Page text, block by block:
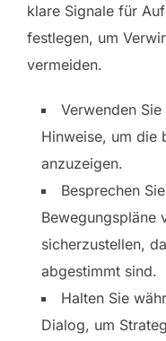
klare Signale für
festlegen, um
vermeiden.
Verwenden
Hinweise, um die
anzuzeigen.
Besprechen
Bewegungspläne
sicherzustellen,
abgestimmt sind.
Halten Sie
Dialog, um